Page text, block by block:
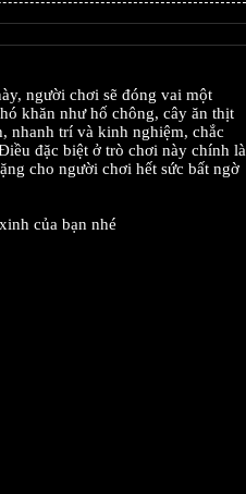
người chơi sẽ đóng vai một
khăn như hố chông, cây ăn thịt
nhanh trí và kinh nghiệm, chắc
đặc biệt ở trò chơi này chính là
cho người chơi hết sức bất ngờ
của bạn nhé